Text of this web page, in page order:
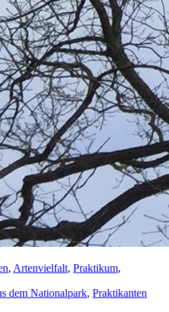
, Artenvielfalt, Praktikum,
dem Nationalpark, Praktikanten